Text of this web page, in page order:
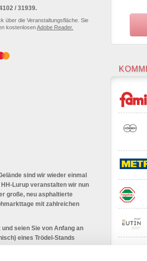
/ 31939.
über die Veranstaltungsfläche. Sie
kostenlosenAdobe Reader.
sind wir wieder einmal
Lurup veranstalten wir nun
große, neu asphaltierte
mit zahlreichen
seien Sie von Anfang an
eines Trödel-Stands